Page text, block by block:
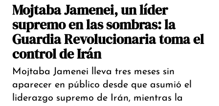
Mojtaba Jamenei, un líder
supremo en las sombras: la
Guardia Revolucionaria toma el
control de Irán
Mojtaba Jamenei lleva tres meses sin
aparecer en público desde que asumió el
liderazgo supremo de Irán, mientras la